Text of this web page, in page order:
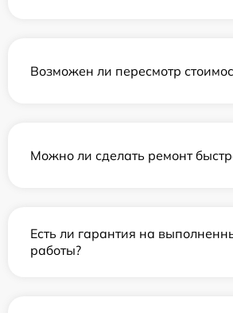
Возможен ли пересмотр
Можно ли сделать ремонт
Есть ли гарантия на
работы?